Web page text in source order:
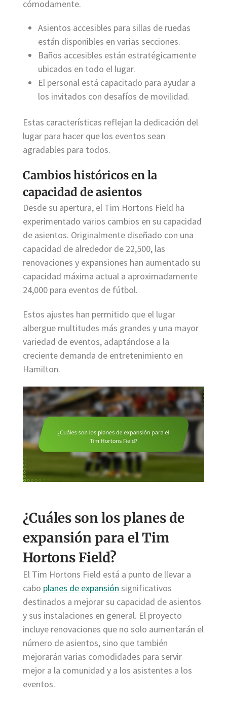
cómodamente.
Asientos accesibles para sillas de ruedas
están disponibles en varias secciones.
Baños accesibles están estratégicamente
ubicados en todo el lugar.
El personal está capacitado para ayudar a
los invitados con desafíos de movilidad.
Estas características reflejan la dedicación del
lugar para hacer que los eventos sean
agradables para todos.
Cambios históricos en la
capacidad de asientos
Desde su apertura, el Tim Hortons Field ha
experimentado varios cambios en su capacidad
de asientos. Originalmente diseñado con una
capacidad de alrededor de 22,500, las
renovaciones y expansiones han aumentado su
capacidad máxima actual a aproximadamente
24,000 para eventos de fútbol.
Estos ajustes han permitido que el lugar
albergue multitudes más grandes y una mayor
variedad de eventos, adaptándose a la
creciente demanda de entretenimiento en
Hamilton.
¿Cuáles son los planes de
expansión para el Tim
Hortons Field?
El Tim Hortons Field está a punto de llevar a
cabo planes de expansión significativos
destinados a mejorar su capacidad de asientos
y sus instalaciones en general. El proyecto
incluye renovaciones que no solo aumentarán el
número de asientos, sino que también
mejorarán varias comodidades para servir
mejor a la comunidad y a los asistentes a los
eventos.